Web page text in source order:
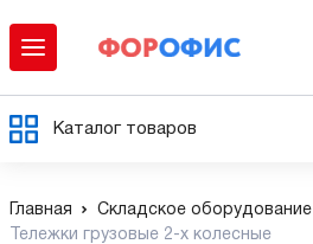
Каталог товаров
Главная Складское оборудование
Тележки грузовые 2-х колесные